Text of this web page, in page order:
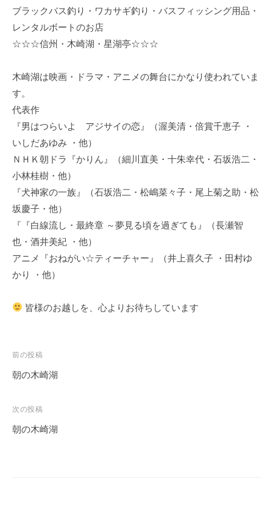
ブラックバス釣り・ワカサギ釣り・バスフィッシング用品・
レンタルボートのお店
☆☆☆信州・木崎湖・星湖亭☆☆☆
木崎湖は映画・ドラマ・アニメの舞台にかなり使われていま
す。
代表作
『男はつらいよ アジサイの恋』（渥美清・倍賞千恵子 ・
いしだあゆみ ・他）
ＮＨＫ朝ドラ『かりん』（細川直美・十朱幸代・石坂浩二・
小林桂樹・他）
『犬神家の一族』（石坂浩二・松嶋菜々子・尾上菊之助・松
坂慶子・他）
『『白線流し・最終章 ～夢見る頃を過ぎても』（長瀬智
也・酒井美紀 ・他）
アニメ『おねがい☆ティーチャー』（井上喜久子 ・田村ゆ
かり ・他）
皆様のお越しを、心よりお待ちしています
投
稿
ビ
ゲ
前の投稿
朝の木崎湖
次の投稿
朝の木崎湖